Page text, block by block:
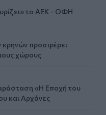
το ΑΕΚ - ΟΦΗ
κρηνών προσφέρει
χώρους
«Η Εποχή του
και Αρχάνες